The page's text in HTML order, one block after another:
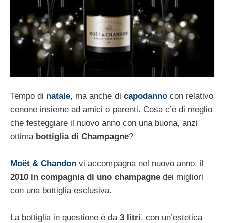
Tempo di natale, ma anche di capodanno con relativo
cenone insieme ad amici o parenti. Cosa c’è di meglio
che festeggiare il nuovo anno con una buona, anzi
ottima bottiglia di Champagne?
Moët & Chandon vi accompagna nel nuovo anno, il
2010 in compagnia di uno champagne dei migliori
con una bottiglia esclusiva.
La bottiglia in questione è da 3 litri, con un’estetica